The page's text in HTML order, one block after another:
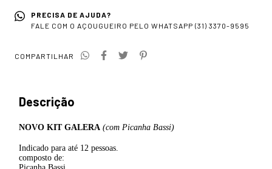
PRECISA DE AJUDA?
FALE COM O AÇOUGUEIRO PELO WHATSAPP (31) 3370-9595
COMPARTILHAR
Descrição
NOVO KIT GALERA (com Picanha Bassi)
Indicado para até 12 pessoas.
composto de: